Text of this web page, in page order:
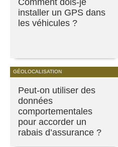
installer un GPS dans
les véhicules ?
GÉOLOCALISATION
Peut-on utiliser des
données
comportementales
pour accorder un
rabais d’assurance ?